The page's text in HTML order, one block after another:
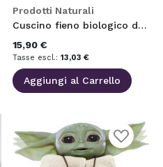
Prodotti Naturali
Cuscino fieno biologico di Montagna altoatesino (grande) 34 x 26 cm
15,90 €
13,03 €
Aggiungi al Carrello
Aggiungi